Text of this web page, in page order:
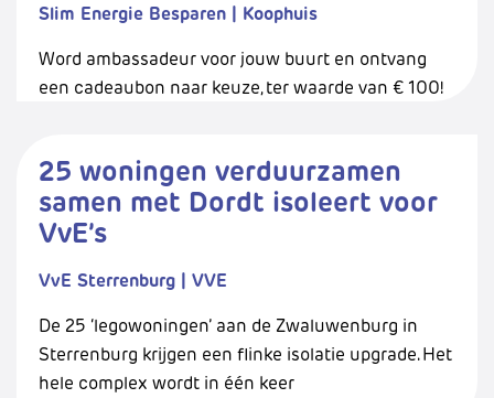
Slim Energie Besparen | Koophuis
Word ambassadeur voor jouw buurt en ontvang
een cadeaubon naar keuze, ter waarde van € 100!
25 woningen verduurzamen
samen met Dordt isoleert voor
VvE’s
VvE Sterrenburg | VVE
De 25 ‘legowoningen’ aan de Zwaluwenburg in
Sterrenburg krijgen een flinke isolatie upgrade. Het
hele complex wordt in één keer